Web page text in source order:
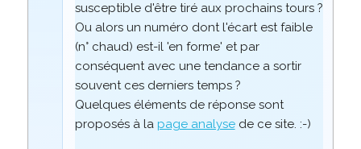
susceptible d'être tiré aux prochains tours ?
Ou alors un numéro dont l'écart est faible
(n° chaud) est-il 'en forme' et par
conséquent avec une tendance a sortir
souvent ces derniers temps ?
Quelques éléments de réponse sont
proposés à la page analysede ce site. :-)